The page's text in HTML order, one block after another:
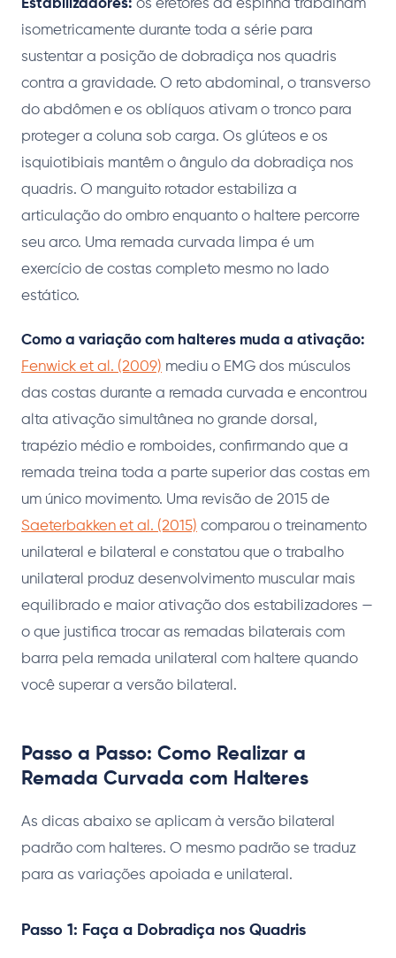
Estabilizadores: os eretores da espinha trabalham
isometricamente durante toda a série para
sustentar a posição de dobradiça nos quadris
contra a gravidade. O reto abdominal, o transverso
do abdômen e os oblíquos ativam o tronco para
proteger a coluna sob carga. Os glúteos e os
isquiotibiais mantêm o ângulo da dobradiça nos
quadris. O manguito rotador estabiliza a
articulação do ombro enquanto o haltere percorre
seu arco. Uma remada curvada limpa é um
exercício de costas completo mesmo no lado
estático.
Como a variação com halteres muda a ativação:
Fenwick et al. (2009) mediu o EMG dos músculos
das costas durante a remada curvada e encontrou
alta ativação simultânea no grande dorsal,
trapézio médio e romboides, confirmando que a
remada treina toda a parte superior das costas em
um único movimento. Uma revisão de 2015 de
Saeterbakken et al. (2015) comparou o treinamento
unilateral e bilateral e constatou que o trabalho
unilateral produz desenvolvimento muscular mais
equilibrado e maior ativação dos estabilizadores —
o que justifica trocar as remadas bilaterais com
barra pela remada unilateral com haltere quando
você superar a versão bilateral.
Passo a Passo: Como Realizar a
Remada Curvada com Halteres
As dicas abaixo se aplicam à versão bilateral
padrão com halteres. O mesmo padrão se traduz
para as variações apoiada e unilateral.
Passo 1: Faça a Dobradiça nos Quadris